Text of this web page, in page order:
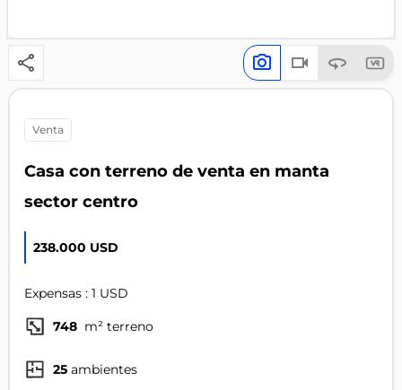
venta
Casa con terreno de venta en manta
sector centro
238.000 USD
Expensas : 1 USD
748 m² terreno
25 ambientes